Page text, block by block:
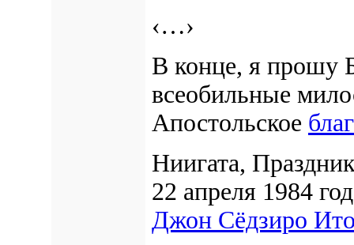
‹…›
В конце, я прошу
всеобильные
Апостольское
Ниигата,
22 апреля 1984
Джон Сёдзиро